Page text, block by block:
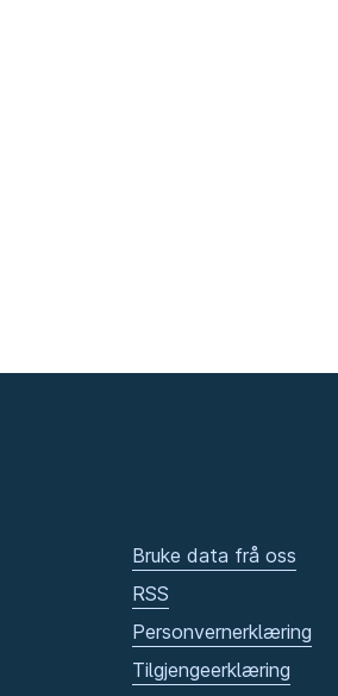
Bruke data frå oss
RSS
Personvernerklæring
Tilgjengeerklæring